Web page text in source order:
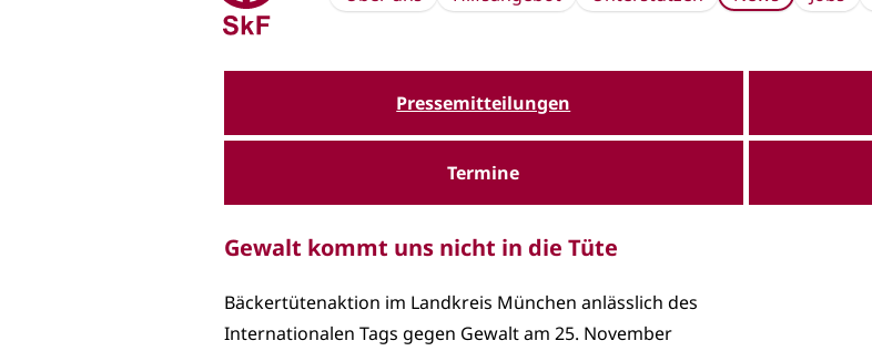
Pressemitteilungen
Termine
Gewalt kommt uns nicht in die Tüte
Bäckertütenaktion im Landkreis München anlässlich des
Internationalen Tags gegen Gewalt am 25. November